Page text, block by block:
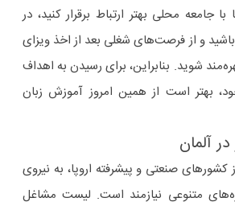
جامعه محلی بهتر ارتباط برقرار کنید، در
و از فرصت‌های شغلی بعد از اخذ ویزای
شوید. بنابراین، برای رسیدن به اهداف
بهتر است از همین امروز آموزش زبان
آلمان
کشورهای صنعتی و پیشرفته اروپا، به نیروی
متنوعی نیازمند است. لیست مشاغل